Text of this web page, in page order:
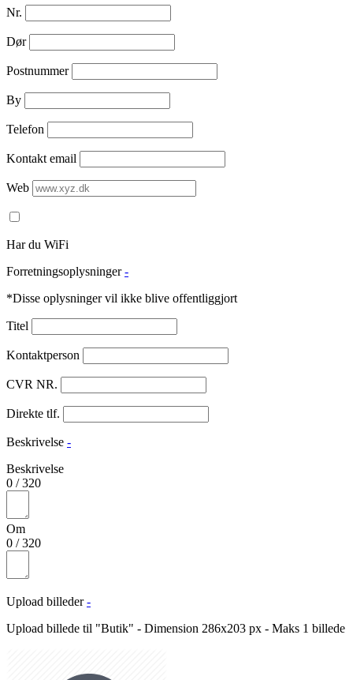
Nr.
Dør
Postnummer
By
Telefon
Kontakt email
Web
Har du WiFi
Forretningsoplysninger -
*Disse oplysninger vil ikke blive offentliggjort
Titel
Kontaktperson
CVR NR.
Direkte tlf.
Beskrivelse -
Beskrivelse
0 /320
Om
0 /320
Upload billeder -
Upload billede til "Butik" - Dimension 286x203 px - Maks 1 billede